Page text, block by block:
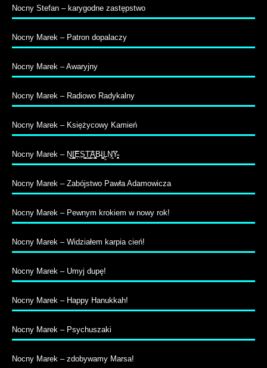
Nocny Stefan – karygodne zastępstwo
Nocny Marek – Patron dopalaczy
Nocny Marek – Awaryjny
Nocny Marek – Radiowo Radykalny
Nocny Marek – Księżycowy Kamień
Nocny Marek – N̠̲I͚̠̝̭͝E̹̩S̤̺̹̦̮͉͍T̬͇̭͉̖͡A̭͔̳̪̳̟̤B̵I̧̦̫͕̹̰ͅĻ̼N̩̞̤͡Y̴̹̥̜̭͕̱
Nocny Marek – Zabójstwo Pawła Adamowicza
Nocny Marek – Pewnym krokiem w nowy rok!
Nocny Marek – Widziałem karpia cień!
Nocny Marek – Umyj dupę!
Nocny Marek – Happy Hanukkah!
Nocny Marek – Psychuszaki
Nocny Marek – zdobywamy Marsa!